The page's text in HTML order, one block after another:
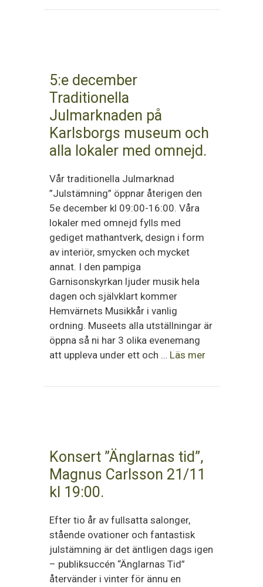
5:e december
Traditionella
Julmarknaden på
Karlsborgs museum och
alla lokaler med omnejd.
Vår traditionella Julmarknad
”Julstämning” öppnar återigen den
5e december kl 09:00-16:00. Våra
lokaler med omnejd fylls med
gediget mathantverk, design i form
av interiör, smycken och mycket
annat. I den pampiga
Garnisonskyrkan ljuder musik hela
dagen och självklart kommer
Hemvärnets Musikkår i vanlig
ordning. Museets alla utställningar är
öppna så ni har 3 olika evenemang
att uppleva under ett och … Läs mer
Konsert ”Änglarnas tid”,
Magnus Carlsson 21/11
kl 19:00.
Efter tio år av fullsatta salonger,
stående ovationer och fantastisk
julstämning är det äntligen dags igen
– publiksuccén “Änglarnas Tid”
återvänder i vinter för ännu en